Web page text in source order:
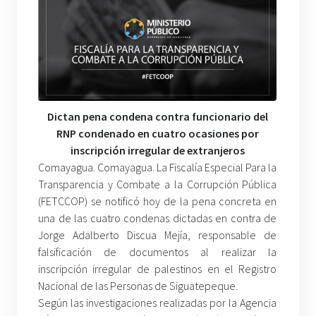
Dictan pena condena contra funcionario del
RNP condenado en cuatro ocasiones por
inscripción irregular de extranjeros
Comayagua. Comayagua. La Fiscalía Especial Para la
Transparencia y Combate a la Corrupción Pública
(FETCCOP) se notificó hoy de la pena concreta en
una de las cuatro condenas dictadas en contra de
Jorge Adalberto Discua Mejía, responsable de
falsificación de documentos al realizar la
inscripción irregular de palestinos en el Registro
Nacional de las Personas de Siguatepeque.
Según las investigaciones realizadas por la Agencia